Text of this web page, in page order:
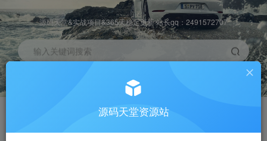
源码天堂&实战项目&365天稳定更新 站长qq：2491572707
输入关键词搜索
推广赚钱 70%分佣
站长招募
推荐
源码天堂资源站